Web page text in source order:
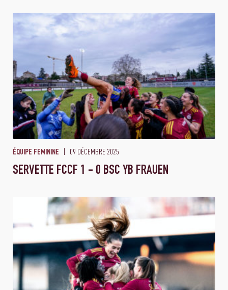
ÉQUIPE FEMININE 09 DÉCEMBRE 2025
SERVETTE FCCF 1 - 0 BSC YB FRAUEN